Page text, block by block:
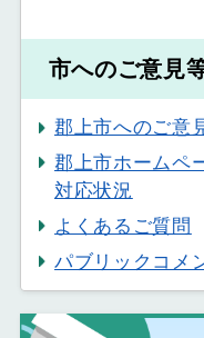
市へのご意見
郡上市へのご意
郡上市ホームペ
対応状況
よくあるご質問
パブリックコメ